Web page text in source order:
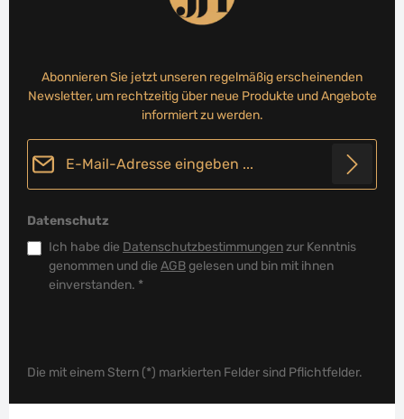
Abonnieren Sie jetzt unseren regelmäßig erscheinenden
Newsletter, um rechtzeitig über neue Produkte und Angebote
informiert zu werden.
Datenschutz
Ich habe die Datenschutzbestimmungenzur Kenntnis
genommen und die AGBgelesen und bin mit ihnen
einverstanden. *
Die mit einem Stern (*) markierten Felder sind Pflichtfelder.